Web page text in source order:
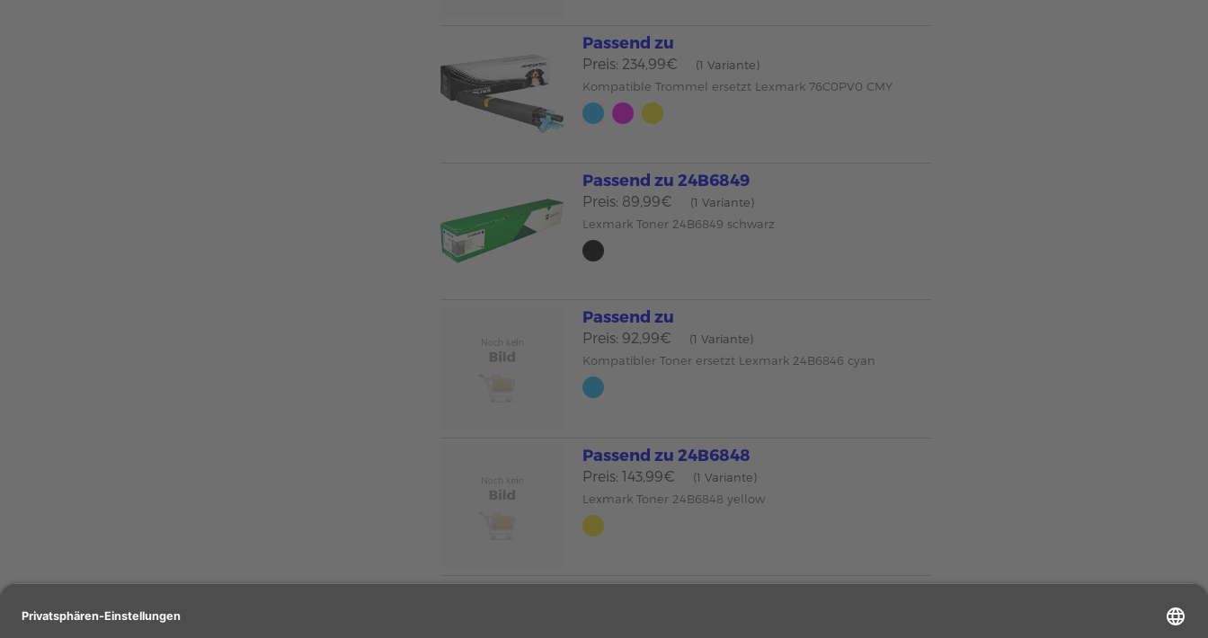
Passend zu
Preis: 234,99€
(1 Variante)
Kompatible Trommel ersetzt Lexmark 76C0PV0 CMY
Passend zu 24B6849
Preis: 89,99€
(1 Variante)
Lexmark Toner 24B6849 schwarz
Passend zu
Preis: 92,99€
(1 Variante)
Kompatibler Toner ersetzt Lexmark 24B6846 cyan
Passend zu 24B6848
Preis: 143,99€
(1 Variante)
Lexmark Toner 24B6848 yellow